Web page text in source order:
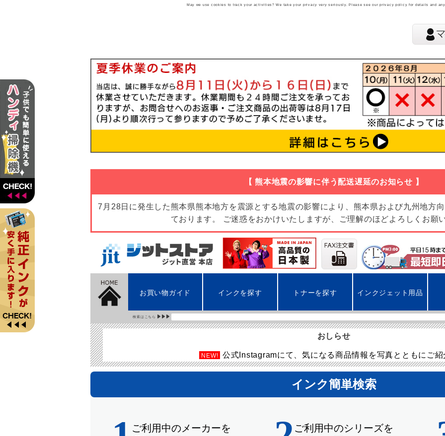
【 熊本地震の影響に伴う配送遅延のお知らせ 】
7月28日に発生した熊本県熊本地方を震源とする地震の影響により、熊本県および九州地方
ております。 ご迷惑をおかけいたしますが、ご理解のほどよろしくお願
お買い物ガイド インクを探す トナーを探す インクジェット用品
検索はこちら
おしらせ
NEW! 公式Instagramにて、気になる商品情報を写真とともにご紹
May we use cookies to track your activities? We take your privacy very seriously. Please see our privacy policy for details and